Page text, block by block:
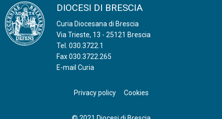
DIOCESI DI BRESCIA
Curia Diocesana di Brescia
Via Trieste, 13 - 25121 Brescia
Tel. 030.3722.1
Fax 030.3722.265
E-mail Curia
Privacy policy Cookies